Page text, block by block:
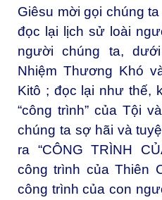
Giêsu mời gọi chúng
đọc lại lịch sử loài
người chúng ta,
Nhiệm Thương Khó
Kitô ; đọc lại như thế,
“công trình” của Tội
chúng ta sợ hãi và
ra “CÔNG TRÌNH
công trình của Thiên
công trình của con